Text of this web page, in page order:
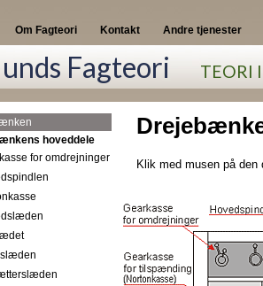
Om Fagteori Kontakt Andre tjenester
Fagteori TEORI
hoveddele
for omdrejninger
Klik med musen på